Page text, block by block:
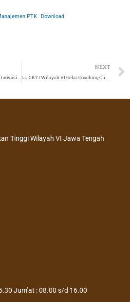
PTK Download
KEDAIREKA Perkuat Kolaborasi Inovasi Lewat RekaTalks di LLDIKTI Wilayah VI Semarang
NEXT
LLDIKTI Wilayah VI Gelar Coaching Clinic dalam Rangka Meningkatkan Peran Humas di Era Digital dan Society 5.0
Tinggi Wilayah VI Jawa Tengah
Jum’at : 08.00 s/d 16.00